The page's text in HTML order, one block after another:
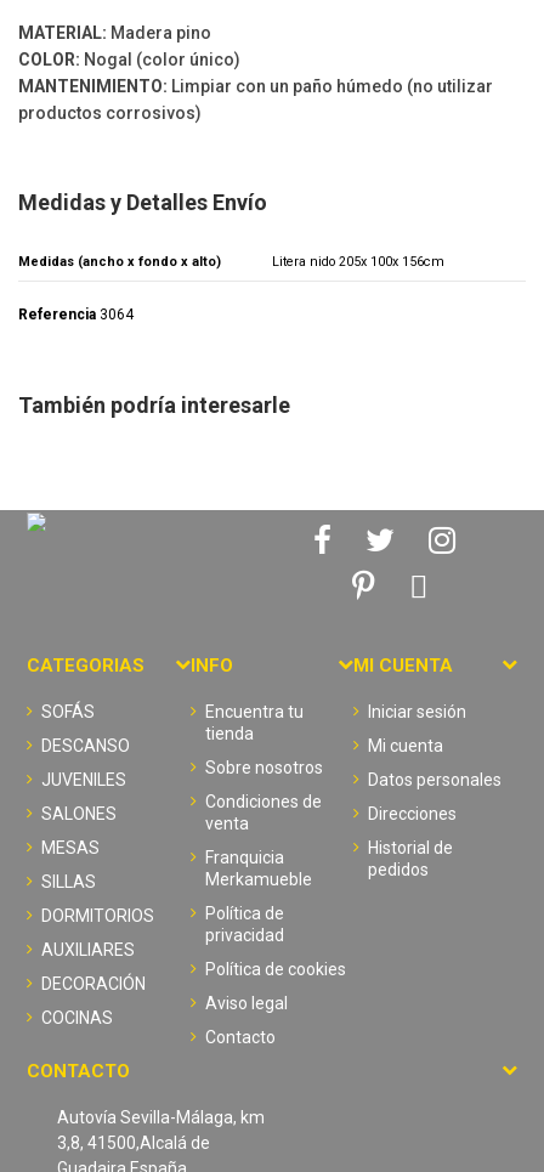
MATERIAL: Madera pino
COLOR: Nogal (color único)
MANTENIMIENTO: Limpiar con un paño húmedo (no utilizar
productos corrosivos)
Medidas y Detalles Envío
Medidas (ancho x fondo x alto) Litera nido 205x 100x 156cm
Referencia 3064
También podría interesarle
CATEGORIAS
SOFÁS
DESCANSO
JUVENILES
SALONES
MESAS
SILLAS
DORMITORIOS
AUXILIARES
DECORACIÓN
COCINAS
INFO
Encuentra tu
tienda
Sobre nosotros
Condiciones de
venta
Franquicia
Merkamueble
Política de
privacidad
Política de cookies
Aviso legal
Contacto
MI CUENTA
Iniciar sesión
Mi cuenta
Datos personales
Direcciones
Historial de
pedidos
CONTACTO
Autovía Sevilla-Málaga, km
3,8, 41500,Alcalá de